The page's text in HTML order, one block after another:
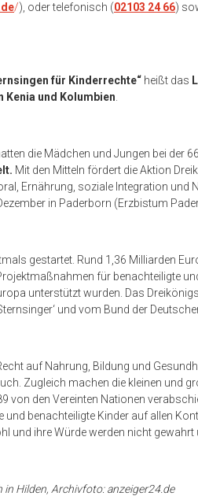
/), oder telefonisch (02103 24 66)
für Kinderrechte“ heißt das
Kenia und Kolumbien
die Mädchen und Jungen bei der
Mit den Mitteln fördert die Aktion
Ernährung, soziale Integration und
in Paderborn (Erzbistum
gestartet. Rund 1,36 Milliarden
für benachteiligte
unterstützt wurden. Das
und vom Bund der
auf Nahrung, Bildung und
Zugleich machen die kleinen und
von den Vereinten Nationen
und benachteiligte Kinder auf allen
und ihre Würde werden nicht gewahrt
in Hilden, Archivfoto: anzeiger24.de